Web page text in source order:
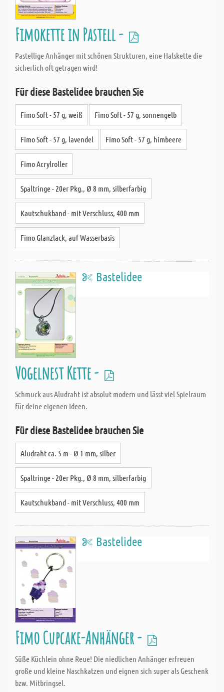
Fimokette in Pastell -
Pastellige Anhänger mit schönen Strukturen, eine Halskette die
sicherlich oft getragen wird!
Für diese Bastelidee brauchen Sie
Fimo Soft - 57 g, weiß Fimo Soft - 57 g, sonnengelb
Fimo Soft - 57 g, lavendel Fimo Soft - 57 g, himbeere
Fimo Acrylroller
Spaltringe - 20er Pkg., Ø 8 mm, silberfarbig
Kautschukband - mit Verschluss, 400 mm
Fimo Glanzlack, auf Wasserbasis
Bastelidee
Vogelnest Kette -
Schmuck aus Aludraht ist absolut modern und lässt viel Spielraum
für deine eigenen Ideen.
Für diese Bastelidee brauchen Sie
Aludraht ca. 5 m - Ø 1 mm, silber
Spaltringe - 20er Pkg., Ø 8 mm, silberfarbig
Kautschukband - mit Verschluss, 400 mm
Bastelidee
Fimo Cupcake-Anhänger -
Süße Küchlein ohne Reue! Die niedlichen Anhänger erfreuen
große und kleine Naschkatzen und eignen sich super als Geschenk
bzw. Mitbringsel.